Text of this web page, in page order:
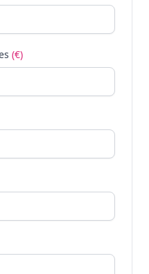
(€)